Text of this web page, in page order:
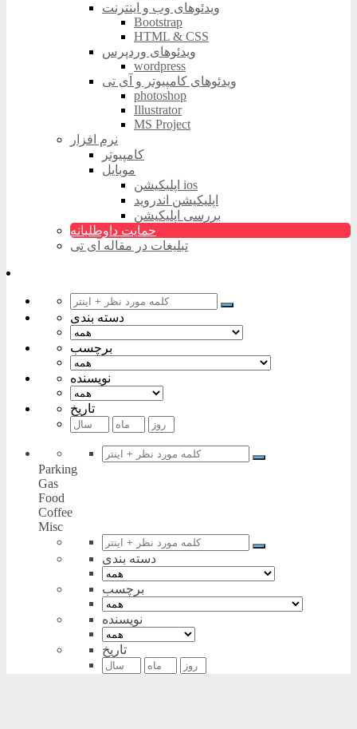
ویدئوهای وب و اینترنت
Bootstrap
HTML & CSS
ویدئوهای وردپرس
wordpress
ویدئوهای کامپیوتر و آی تی
photoshop
Illustrator
MS Project
نرم افزار
کامپیوتر
موبایل
اپلیکیشن ios
اپلیکیشن اندروید
بررسی اپلیکیشن
حمایت داوطلبانه
تبلیغات در مقاله آی تی
دسته بندی
برچسب
نویسنده
تاریخ
Parking
Gas
Food
Coffee
Misc
دسته بندی
برچسب
نویسنده
تاریخ